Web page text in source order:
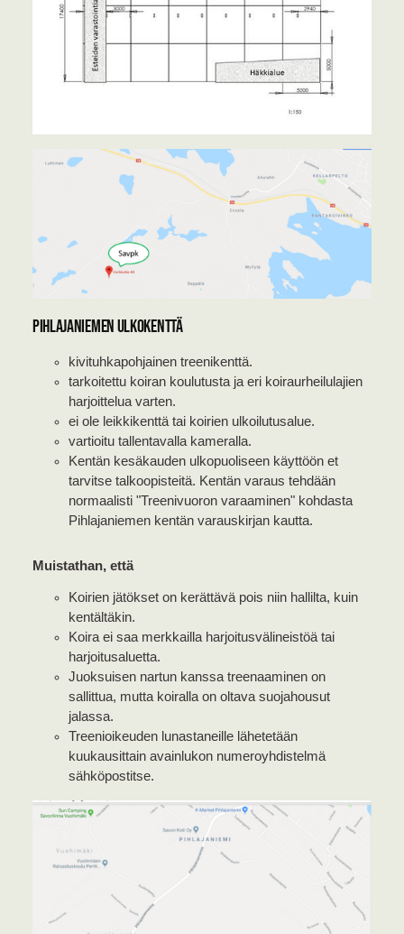
Pihlajaniemen ulkokenttä
kivituhkapohjainen treenikenttä.
tarkoitettu koiran koulutusta ja eri koiraurheilulajien
harjoittelua varten.
ei ole leikkikenttä tai koirien ulkoilutusalue.
vartioitu tallentavalla kameralla.
Kentän kesäkauden ulkopuoliseen käyttöön et
tarvitse talkoopisteitä. Kentän varaus tehdään
normaalisti "Treenivuoron varaaminen" kohdasta
Pihlajaniemen kentän varauskirjan kautta.
Muistathan, että
Koirien jätökset on kerättävä pois niin hallilta, kuin
kentältäkin.
Koira ei saa merkkailla harjoitusvälineistöä tai
harjoitusaluetta.
Juoksuisen nartun kanssa treenaaminen on
sallittua, mutta koiralla on oltava suojahousut
jalassa.
Treenioikeuden lunastaneille lähetetään
kuukausittain avainlukon numeroyhdistelmä
sähköpostitse.